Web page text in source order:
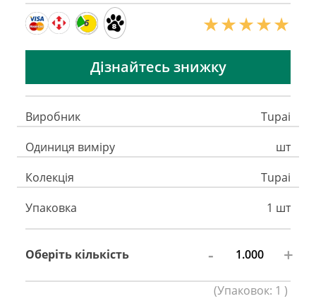
6
Дізнайтесь знижку
Виробник
Tupai
Одиниця виміру
шт
Колекція
Tupai
Упаковка
1 шт
Оберіть кількість - +
(Упаковок: 1 )